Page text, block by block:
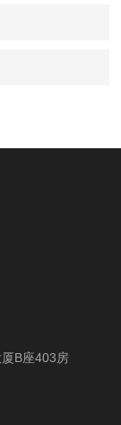
B座403房